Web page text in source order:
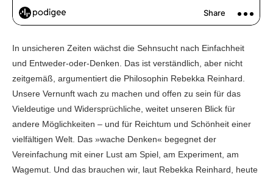
In unsicheren Zeiten wächst die Sehnsucht nach Einfachheit
und Entweder-oder-Denken. Das ist verständlich, aber nicht
zeitgemäß, argumentiert die Philosophin Rebekka Reinhard.
Unsere Vernunft wach zu machen und offen zu sein für das
Vieldeutige und Widersprüchliche, weitet unseren Blick für
andere Möglichkeiten – und für Reichtum und Schönheit einer
vielfältigen Welt. Das »wache Denken« begegnet der
Vereinfachung mit einer Lust am Spiel, am Experiment, am
Wagemut. Und das brauchen wir, laut Rebekka Reinhard, heute